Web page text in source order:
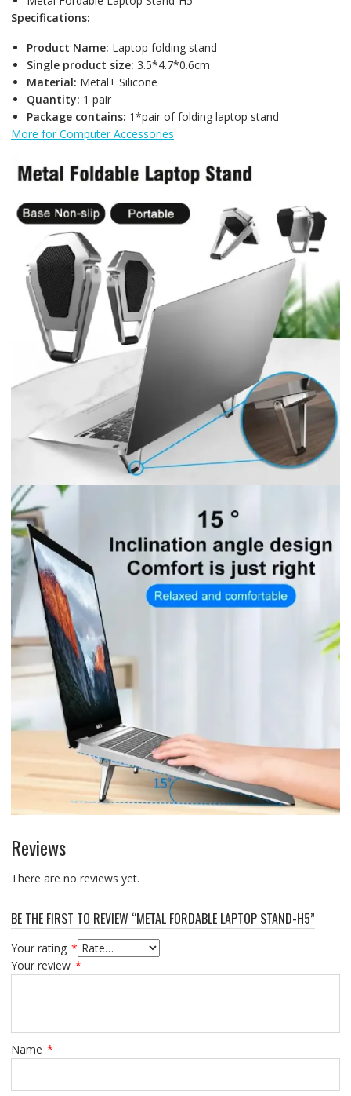
Specifications:
Product Name: Laptop folding stand
Single product size: 3.5*4.7*0.6cm
Material: Metal+ Silicone
Quantity: 1 pair
Package contains: 1*pair of folding laptop stand
More for Computer Accessories
Reviews
There are no reviews yet.
BE THE FIRST TO REVIEW “METAL FORDABLE LAPTOP STAND-H5”
Your rating *
Your review *
Name *